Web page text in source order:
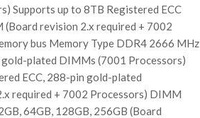
Supports up to 8TB Registered ECC
(Board revision 2.x required + 7002
bus Memory Type DDR4 2666 MHz
gold-plated DIMMs (7001 Processors)
ECC, 288-pin gold-plated
required + 7002 Processors) DIMM
64GB, 128GB, 256GB (Board